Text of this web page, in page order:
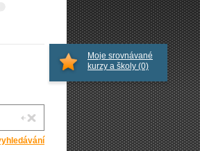
Moje srovnávané
kurzy a školy (0)